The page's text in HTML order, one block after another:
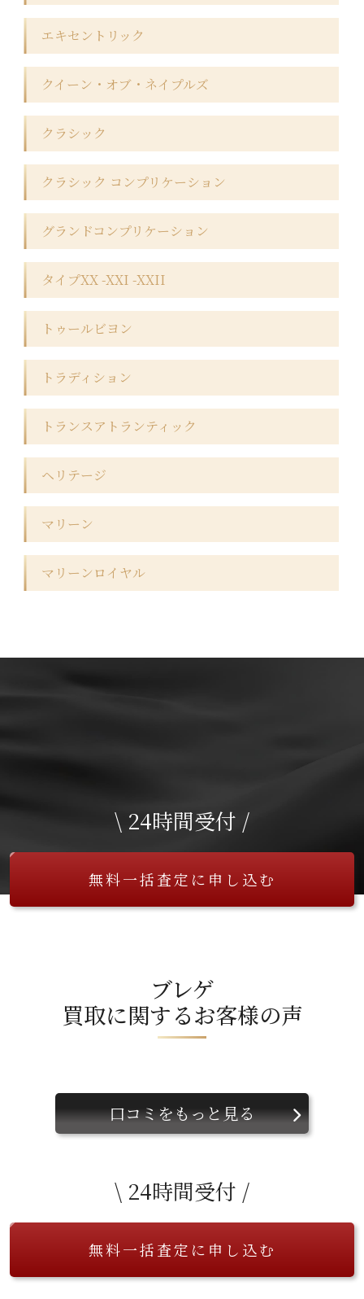
エキセントリック
クイーン・オブ・ネイプルズ
クラシック
クラシック コンプリケーション
グランドコンプリケーション
タイプXX -XXI -XXII
トゥールビヨン
トラディション
トランスアトランティック
ヘリテージ
マリーン
マリーンロイヤル
\ 24時間受付 /
無料一括査定に申し込む
ブレゲ
買取に関するお客様の声
口コミをもっと見る
\ 24時間受付 /
無料一括査定に申し込む